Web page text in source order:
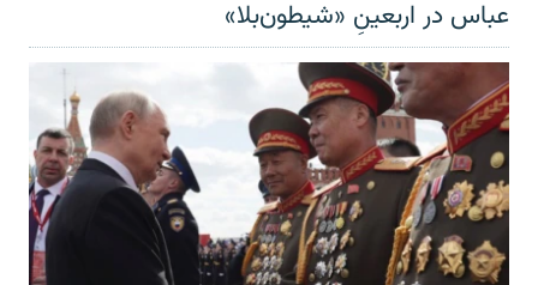
عباس در اربعینِ «شیطون‌بلا»